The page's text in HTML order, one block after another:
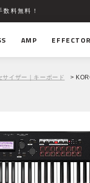
料無料！
AMP EFFECTOR
サイザー｜キーボード >